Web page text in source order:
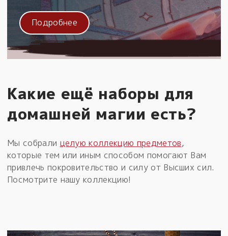
Подробнее
Какие ещё наборы для
домашней магии есть?
Мы собрали целую коллекцию предметов,
которые тем или иным способом помогают Вам
привлечь покровительство и силу от Высших сил.
Посмотрите нашу коллекцию!